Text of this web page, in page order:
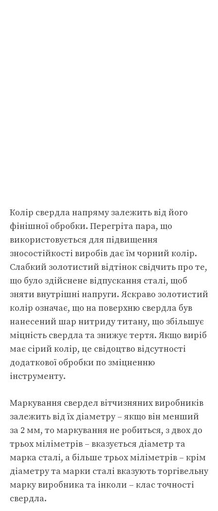
Колір свердла напряму залежить від його
фінішної обробки. Перегріта пара, що
використовується для підвищення
зносостійкості виробів дає їм чорний колір.
Слабкий золотистий відтінок свідчить про те,
що було здійснене відпускання сталі, щоб
зняти внутрішні напруги. Яскраво золотистий
колір означає, що на поверхню свердла був
нанесений шар нитриду титану, що збільшує
міцність свердла та знижує тертя. Якщо виріб
має сірий колір, це свідоцтво відсутності
додаткової обробки по зміцненню
інструменту.
Маркування свердел вітчизняних виробників
залежить від їх діаметру – якщо він менший
за 2 мм, то маркування не робиться, з двох до
трьох міліметрів – вказується діаметр та
марка сталі, а більше трьох міліметрів – крім
діаметру та марки сталі вказують торгівельну
марку виробника та інколи – клас точності
свердла.